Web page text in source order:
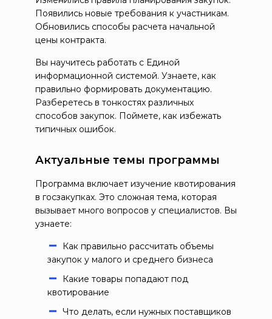
Появились новые требования к участникам.
Обновились способы расчета начальной
цены контракта.
Вы научитесь работать с Единой
информационной системой. Узнаете, как
правильно формировать документацию.
Разберетесь в тонкостях различных
способов закупок. Поймете, как избежать
типичных ошибок.
Актуальные темы программы
Программа включает изучение квотирования
в госзакупках. Это сложная тема, которая
вызывает много вопросов у специалистов. Вы
узнаете:
Как правильно рассчитать объемы
закупок у малого и среднего бизнеса
Какие товары попадают под
квотирование
Что делать, если нужных поставщиков